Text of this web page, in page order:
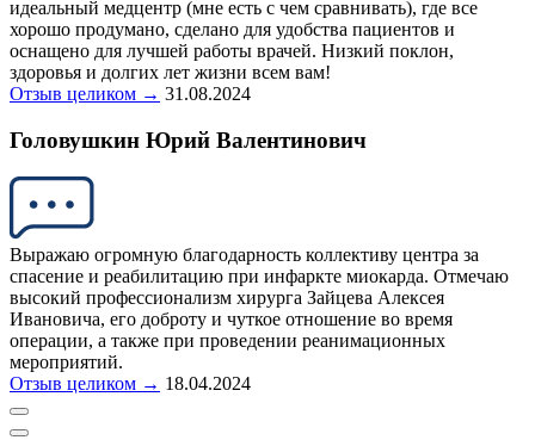
идеальный медцентр (мне есть с чем сравнивать), где все
хорошо продумано, сделано для удобства пациентов и
оснащено для лучшей работы врачей. Низкий поклон,
здоровья и долгих лет жизни всем вам!
Отзыв целиком → 31.08.2024
Головушкин Юрий Валентинович
Выражаю огромную благодарность коллективу центра за
спасение и реабилитацию при инфаркте миокарда. Отмечаю
высокий профессионализм хирурга Зайцева Алексея
Ивановича, его доброту и чуткое отношение во время
операции, а также при проведении реанимационных
мероприятий.
Отзыв целиком → 18.04.2024